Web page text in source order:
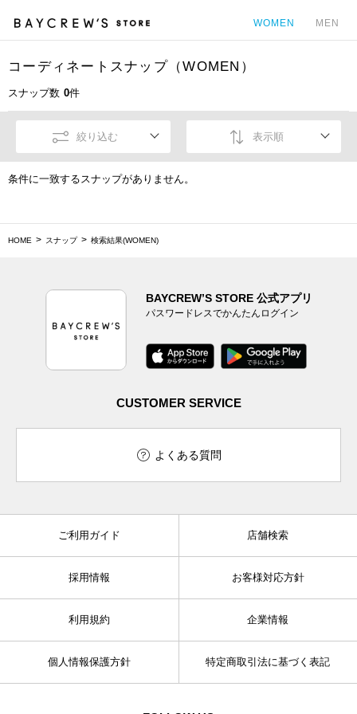
WOMEN MEN
コーディネートスナップ（WOMEN）
スナップ数 0件
絞り込む 表示順
条件に一致するスナップがありません。
HOME スナップ 検索結果(WOMEN)
BAYCREW’S STORE 公式アプリ
パスワードレスでかんたんログイン
CUSTOMER SERVICE
よくある質問
ご利用ガイド 店舗検索
採用情報 お客様対応方針
利用規約 企業情報
個人情報保護方針 特定商取引法に基づく表記